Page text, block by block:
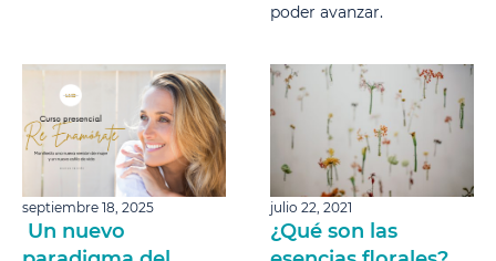
poder avanzar.
septiembre 18, 2025
Un nuevo
julio 22, 2021
¿Qué son las